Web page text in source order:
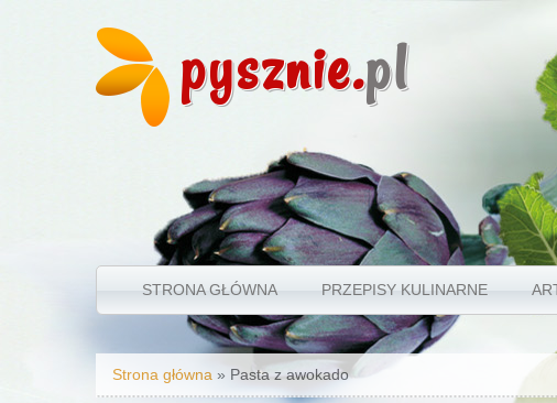
pysznie.pl
STRONA GŁÓWNA PRZEPISY KULINARNE
Jesteś tutaj
Strona główna » Pasta z awokado